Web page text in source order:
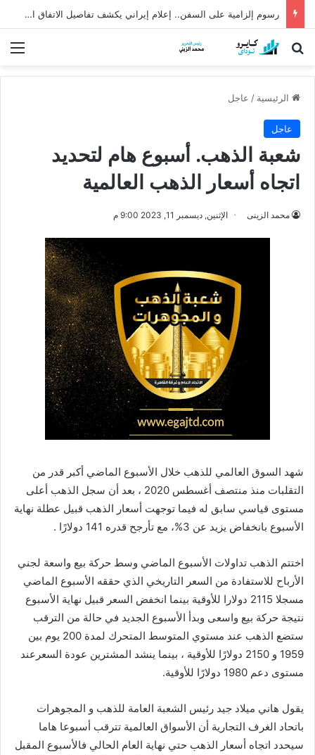
رسوم إلزامية على السفن.. إعلام إيراني يكشف تفاصيل الاتفاق المرتقب بشأن مضيق هرمز
بحث عن
الرئيسية / عاجل
عاجل
شعبة الذهب. أسبوع هام لتحديد
اتجاه أسعار الذهب العالمية
محمد الزينى الإثنين, ديسمبر 11, 2023 9:00 م
شهد السوق العالمي للذهب خلال الأسبوع الماضي أكبر قدر من
التقلبات منذ منتصف أغسطس 2020 ، بعد أن سجل الذهب أعلى
مستوى قياسي سابق له فيما توجهت أسعار الذهب قبيل عطلة نهاية
الأسبوع بانخفاض يزيد عن 3%، مع تأرجح قدره 141 دولارًا .
اختتم الذهب تداولات الأسبوع الماضي وسط حركة بيع واسعة لجني
الأرباح للاستفادة من السعر التاريخي الذي حققه الأسبوع الماضي
مسجلا 2115 دولارا للأوقية بينما انخفض السعر قبيل نهاية الأسبوع
نتيجة حركة بيع واسعى وبدأ الأسبوع الجديد في حالة من الترقب
ستضع الذهب عند مستوي المتوسط المتحرك لمدة 200 يوم بين
1959 و 2150 دولارًا للأوقية ، بينما ينشد المشترين عودة السعرعند
مستوى دعم 1980 دولارًا للأوقية.
يقول هاني ميلاد جيد رئيس الشعبة العامة للذهب و المجوهرات
باتحاد الغرف التجارية أن الأسواق العالمية تترقب أسبوعا هاما
سيحدد اتجاه أسعار الذهب حتي نهاية العام الحالي فالأسبوع المقبل